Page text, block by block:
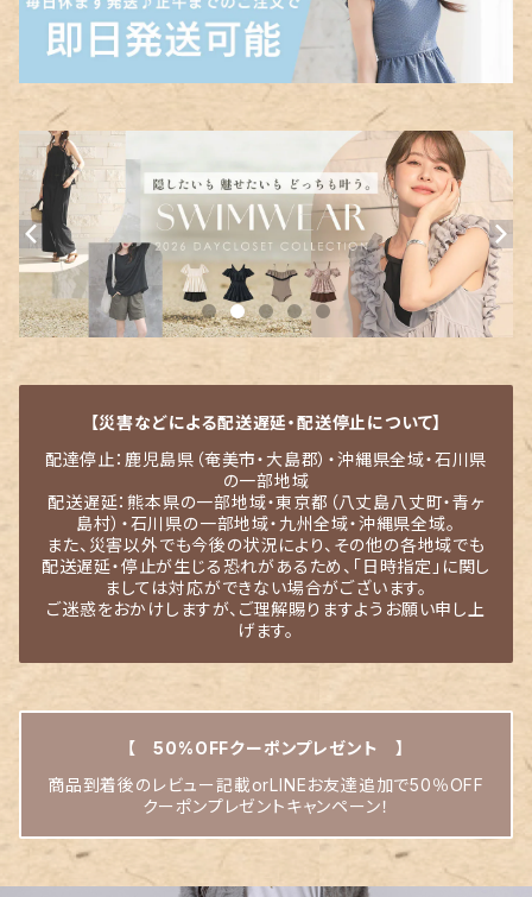
【災害などによる配送遅延・配送停止について】
配達停止：鹿児島県（奄美市・大島郡）・沖縄県全域・石川県
の一部地域
配送遅延：熊本県の一部地域・東京都（八丈島八丈町・青ヶ
島村）・石川県の一部地域・九州全域・沖縄県全域。
また、災害以外でも今後の状況により、その他の各地域でも
配送遅延・停止が生じる恐れがあるため、「日時指定」に関し
ましては対応ができない場合がございます。
ご迷惑をおかけしますが、ご理解賜りますようお願い申し上
げます。
【 50%OFFクーポンプレゼント 】
商品到着後のレビュー記載orLINEお友達追加で50％OFF
クーポンプレゼントキャンペーン！